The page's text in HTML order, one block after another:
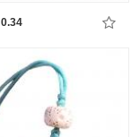
0.34